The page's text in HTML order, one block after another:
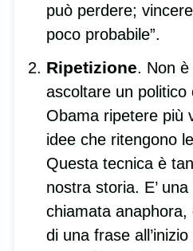
può perdere;
poco probabile”.
Ripetizione. Non
ascoltare un politico
Obama ripetere più
idee che ritengono
Questa tecnica è
nostra storia. E’
chiamata
di una frase